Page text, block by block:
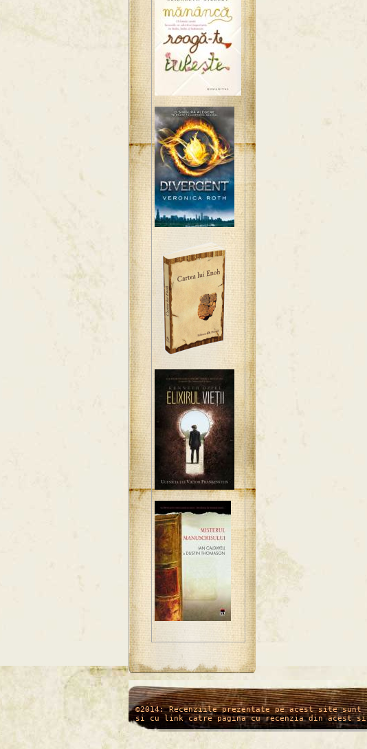
/* */
©2014: Recenziile prezentate pe acest site
si cu link catre pagina cu recenzia din acest